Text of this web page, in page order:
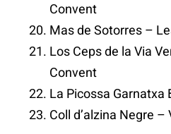
Convent
Mas de Sotorres –
Los Ceps de la Via
Convent
La Picossa Garnatxa
Coll d’alzina Negre –